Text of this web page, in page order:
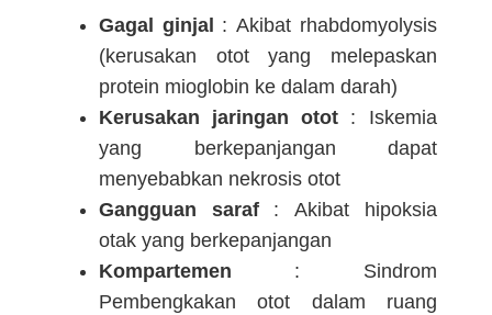
Gagal ginjal : Akibat rhabdomyolysis
(kerusakan otot yang melepaskan
protein mioglobin ke dalam darah)
Kerusakan jaringan otot : Iskemia
yang berkepanjangan dapat
menyebabkan nekrosis otot
Gangguan saraf : Akibat hipoksia
otak yang berkepanjangan
Kompartemen : Sindrom
Pembengkakan otot dalam ruang